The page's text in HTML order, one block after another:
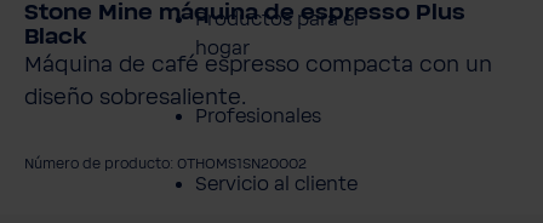
Productos para el
hogar
Profesionales
Servicio al cliente
Stone Mine máquina de espresso Plus
Black
Máquina de café espresso compacta con un
diseño sobresaliente.
Número de producto: 0THOMS1SN20002